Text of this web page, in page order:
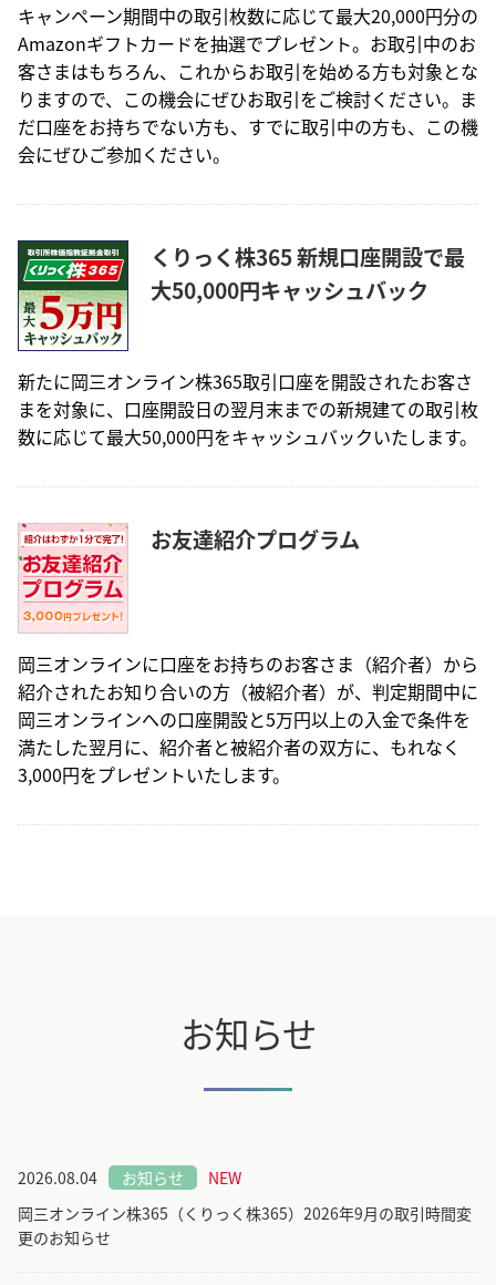
キャンペーン期間中の取引枚数に応じて最大20,000円分の
Amazonギフトカードを抽選でプレゼント。お取引中のお
客さまはもちろん、これからお取引を始める方も対象とな
りますので、この機会にぜひお取引をご検討ください。ま
だ口座をお持ちでない方も、すでに取引中の方も、この機
会にぜひご参加ください。
くりっく株365 新規口座開設で最
大50,000円キャッシュバック
新たに岡三オンライン株365取引口座を開設されたお客さ
まを対象に、口座開設日の翌月末までの新規建ての取引枚
数に応じて最大50,000円をキャッシュバックいたします。
お友達紹介プログラム
岡三オンラインに口座をお持ちのお客さま（紹介者）から
紹介されたお知り合いの方（被紹介者）が、判定期間中に
岡三オンラインへの口座開設と5万円以上の入金で条件を
満たした翌月に、紹介者と被紹介者の双方に、もれなく
3,000円をプレゼントいたします。
お知らせ
2026.08.04 お知らせ
NEW
岡三オンライン株365（くりっく株365）2026年9月の取引時間変
更のお知らせ